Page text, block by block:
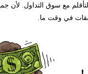
مع سوق التداول. لأن
في وقت ما.